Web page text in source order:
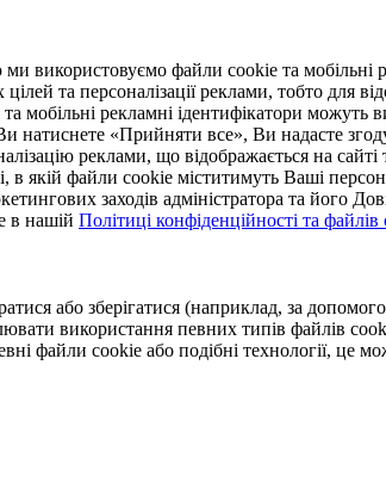
файли cookie та мобільні
та персоналізації реклами, тобто для
рекламні ідентифікатори можуть
натиснете «Прийняти все», Ви надасте
реклами, що відображається на
якій файли cookie міститимуть Ваші
заходів адміністратора та його
в нашій Політиці конфіденційності та
або зберігатися (наприклад, за
використання певних типів файлів
файли cookie або подібні технології, це